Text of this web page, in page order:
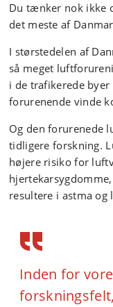
Du tænker nok ikke
det meste af
I størstedelen af
så meget
i de trafikerede
forurenende vinde
Og den forurenede
tidligere forskning.
højere risiko for
resultere i astma
Inden for